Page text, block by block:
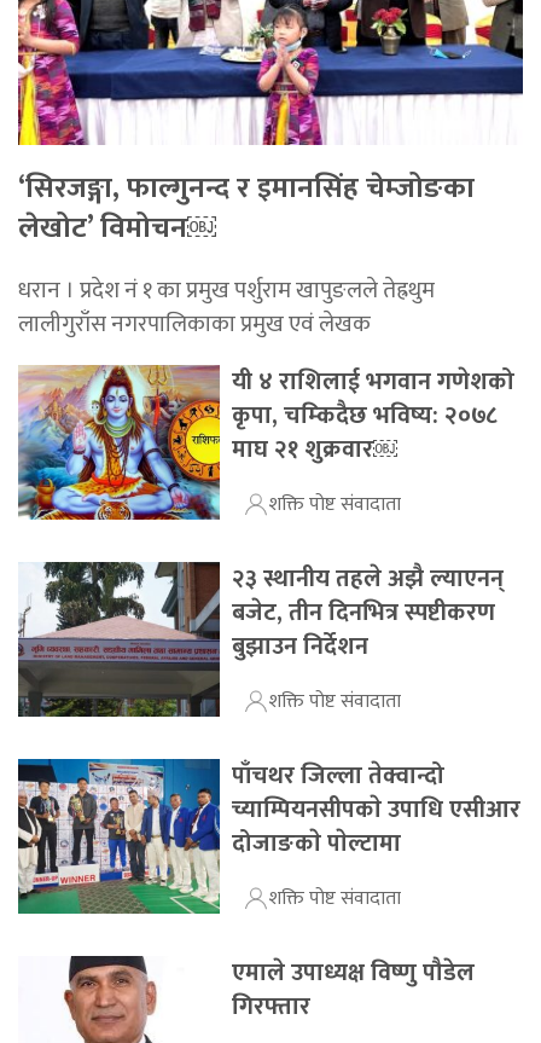
‘सिरजङ्गा, फाल्गुनन्द र इमानसिंह चेम्जोङका
लेखोट’ विमोचन￼
धरान । प्रदेश नं १ का प्रमुख पर्शुराम खापुङलले तेह्रथुम
लालीगुराँस नगरपालिकाका प्रमुख एवं लेखक
यी ४ राशिलाई भगवान गणेशको
कृपा, चम्किदैछ भविष्य: २०७८
माघ २१ शुक्रवार￼
शक्ति पोष्ट संवादाता
२३ स्थानीय तहले अझै ल्याएनन्
बजेट, तीन दिनभित्र स्पष्टीकरण
बुझाउन निर्देशन
शक्ति पोष्ट संवादाता
पाँचथर जिल्ला तेक्वान्दो
च्याम्पियनसीपकाे उपाधि एसीआर
दोजाङकाे पाेल्टामा
शक्ति पोष्ट संवादाता
एमाले उपाध्यक्ष विष्णु पौडेल
गिरफ्तार